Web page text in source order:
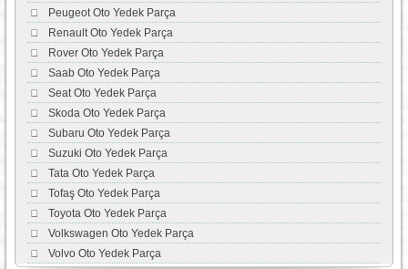
Peugeot Oto Yedek Parça
Renault Oto Yedek Parça
Rover Oto Yedek Parça
Saab Oto Yedek Parça
Seat Oto Yedek Parça
Skoda Oto Yedek Parça
Subaru Oto Yedek Parça
Suzuki Oto Yedek Parça
Tata Oto Yedek Parça
Tofaş Oto Yedek Parça
Toyota Oto Yedek Parça
Volkswagen Oto Yedek Parça
Volvo Oto Yedek Parça